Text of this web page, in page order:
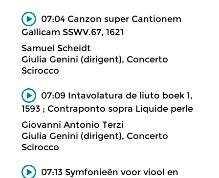
07:04 Canzon super Cantionem
Gallicam SSWV.67, 1621
Samuel Scheidt
Giulia Genini (dirigent), Concerto
Scirocco
07:09 Intavolatura de liuto boek 1,
1593 ; Contraponto sopra Liquide perle
Giovanni Antonio Terzi
Giulia Genini (dirigent), Concerto
Scirocco
07:13 Symfonieën voor viool en